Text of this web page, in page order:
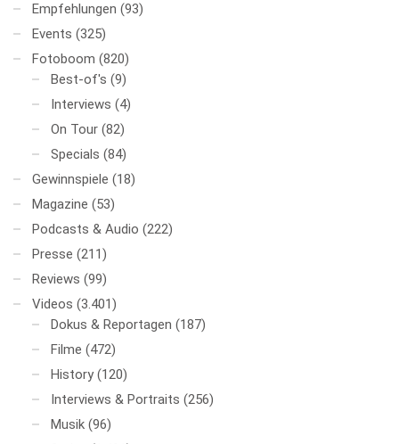
Empfehlungen (93)
Events (325)
Fotoboom (820)
Best-of's (9)
Interviews (4)
On Tour (82)
Specials (84)
Gewinnspiele (18)
Magazine (53)
Podcasts & Audio (222)
Presse (211)
Reviews (99)
Videos (3.401)
Dokus & Reportagen (187)
Filme (472)
History (120)
Interviews & Portraits (256)
Musik (96)